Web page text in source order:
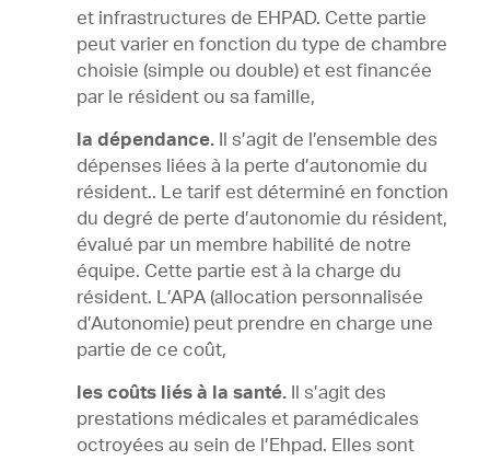
et infrastructures de EHPAD. Cette partie
peut varier en fonction du type de chambre
choisie (simple ou double) et est financée
par le résident ou sa famille,
la dépendance. Il s’agit de l’ensemble des
dépenses liées à la perte d’autonomie du
résident.. Le tarif est déterminé en fonction
du degré de perte d’autonomie du résident,
évalué par un membre habilité de notre
équipe. Cette partie est à la charge du
résident. L’APA (allocation personnalisée
d’Autonomie) peut prendre en charge une
partie de ce coût,
les coûts liés à la santé. Il s’agit des
prestations médicales et paramédicales
octroyées au sein de l’Ehpad. Elles sont